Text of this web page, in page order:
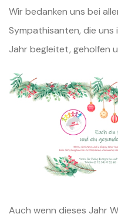
Wir bedanken uns bei
Sympathisanten, die
Jahr begleitet, geholfen
Auch wenn dieses Jahr